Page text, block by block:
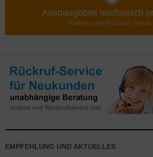
Ausbaugebiet telefonisch
Hotline und Rückruf-
EMPFEHLUNG UND AKTUELLES